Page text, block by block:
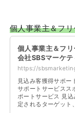
個人事業主＆フ
個人事業主＆フ
会社SBSマーケ
https://
見込み客獲得サポー
サポートサービスス
ポートサービス 見
定されるターゲット